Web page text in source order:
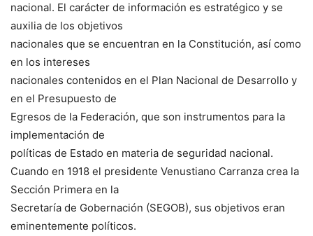
nacional. El carácter de información es estratégico y se
auxilia de los objetivos
nacionales que se encuentran en la Constitución, así como
en los intereses
nacionales contenidos en el Plan Nacional de Desarrollo y
en el Presupuesto de
Egresos de la Federación, que son instrumentos para la
implementación de
políticas de Estado en materia de seguridad nacional.
Cuando en 1918 el presidente Venustiano Carranza crea la
Sección Primera en la
Secretaría de Gobernación (SEGOB), sus objetivos eran
eminentemente políticos.